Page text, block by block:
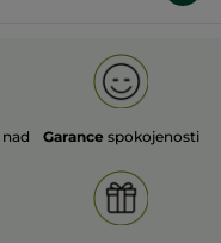
nad
Garance spokojenosti